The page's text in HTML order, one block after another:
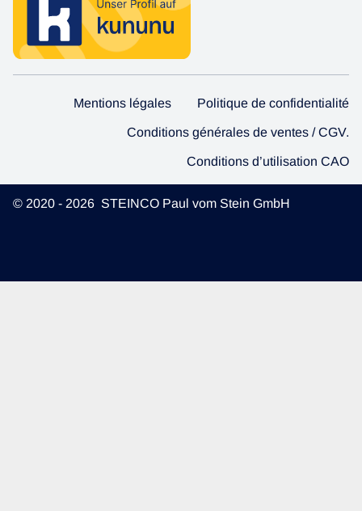
Mentions légales Politique de confidentialité
Conditions générales de ventes / CGV.
Conditions d’utilisation CAO
© 2020 - 2026 STEINCO Paul vom Stein GmbH